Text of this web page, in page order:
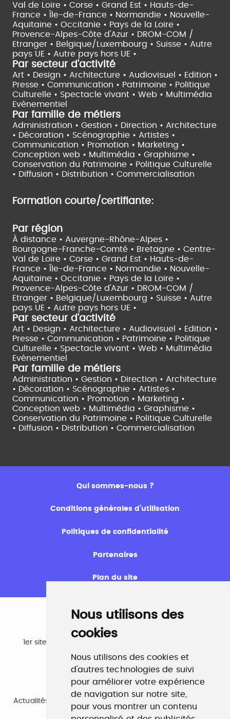
Nous utilisons des
cookies
Nous utilisons des cookies et
d'autres technologies de suivi
pour améliorer votre expérience
de navigation sur notre site,
pour vous montrer un contenu
Val de Loire • Corse • Grand Est • Hauts-de-
France •
Île-de-France • Normandie • Nouvelle-
Aquitaine • Occitanie • Pays de la Loire •
Provence-Alpes-Côte d'Azur • DROM-COM /
Etranger • Belgique/Luxembourg • Suisse • Autre
pays UE • Autre pays hors UE •
Par secteur d'activité
Art • Design • Architecture • Audiovisuel • Edition •
Presse • Communication • Patrimoine • Politique
Culturelle • Spectacle vivant • Web • Multimédia
Evènementiel
Par famille de métiers
Administration • Gestion • Direction • Architecture
• Décoration • Scénographie • Artistes •
Communication • Promotion • Marketing •
Conception web • Multimédia • Graphisme •
Conservation du Patrimoine • Politique Culturelle
• Diffusion • Distribution • Commercialisation
Formation courte/certifiante:
Par région
À distance • Auvergne-Rhône-Alpes •
Bourgogne-Franche-Comté • Bretagne • Centre-
Val de Loire • Corse • Grand Est • Hauts-de-
France •
Île-de-France • Normandie • Nouvelle-
Aquitaine • Occitanie • Pays de la Loire •
Provence-Alpes-Côte d'Azur • DROM-COM /
Etranger • Belgique/Luxembourg • Suisse • Autre
pays UE • Autre pays hors UE •
Par secteur d'activité
Art • Design • Architecture • Audiovisuel • Edition •
Presse • Communication • Patrimoine • Politique
Culturelle • Spectacle vivant • Web • Multimédia
Evènementiel
Par famille de métiers
Administration • Gestion • Direction • Architecture
• Décoration • Scénographie • Artistes •
Communication • Promotion • Marketing •
Conception web • Multimédia • Graphisme •
Conservation du Patrimoine • Politique Culturelle
• Diffusion • Distribution • Commercialisation
Qui sommes-nous ?
Conditions générales d’utilisation
Politiques de confidentialité
Partenaires
Plan du site
Emploi
1er site emploi du secteur culturel 784.000 visites et
www.profilculture.com
Formation
Actualités, guide et annuaire des formations aux métiers
de la culture.